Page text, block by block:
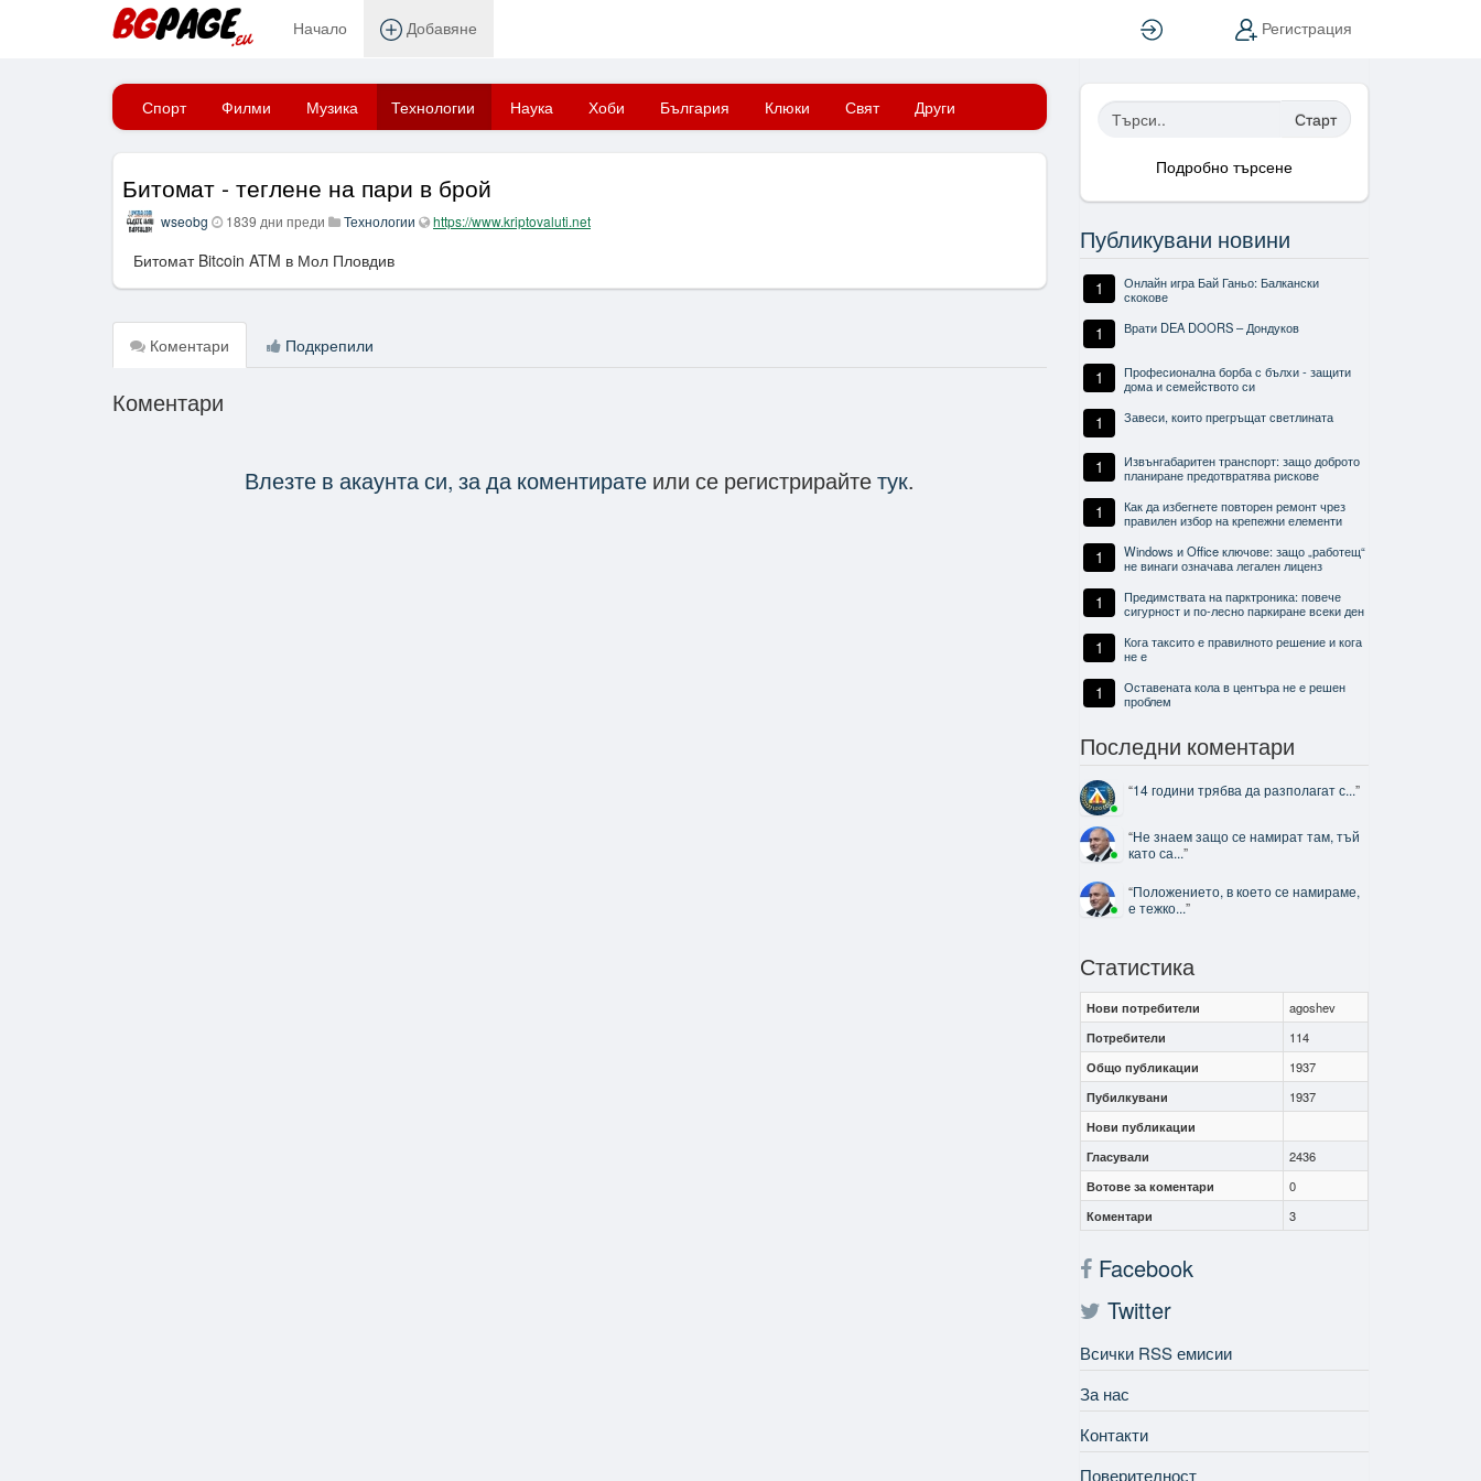
Начало Регистрация
Добавяне
Начало
Спорт Филми Музика Технологии Наука Хоби България Клюки Свят Други
Битомат - теглене на пари в брой
wseobg 1839 дни преди Технологии https://www.kriptovaluti.net
Битомат Bitcoin ATM в Мол Пловдив
Коментари Подкрепили
Коментари
Влезте в акаунта си, за да коментирате или се регистрирайтетук.
Старт
Подробно търсене
Публикувани новини
1
Онлайн игра Бай Ганьо: Балкански
скокове
1 Врати DEA DOORS – Дондуков
1
Професионална борба с бълхи - защити
дома и семейството си
1 Завеси, които прегръщат светлината
1
Извънгабаритен транспорт: защо доброто
планиране предотвратява рискове
1
Как да избегнете повторен ремонт чрез
правилен избор на крепежни елементи
1
Windows и Office ключове: защо „работещ“
не винаги означава легален лиценз
1
Предимствата на парктроника: повече
сигурност и по-лесно паркиране всеки ден
1
Кога таксито е правилното решение и кога
не е
1
Оставената кола в центъра не е решен
проблем
Последни коментари
“14 години трябва да разполагат с...”
“Не знаем защо се намират там, тъй
като са...”
“Положението, в което се намираме,
е тежко...”
Статистика
Нови потребители
agoshev
Потребители
114
Общо публикации
1937
Пубилкувани
1937
Нови публикации
Гласували
2436
Вотове за коментари
0
Коментари
3
Facebook
Twitter
Всички RSS емисии
За нас
Контакти
Поверителност